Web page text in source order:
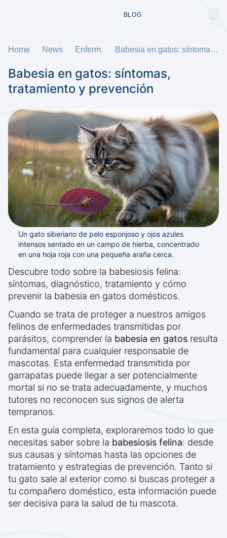
BLOG
Home News Enferm. Babesia en gatos: síntomas, tratamiento y prevención
Babesia en gatos: síntomas,
tratamiento y prevención
Un gato siberiano de pelo esponjoso y ojos azules
intensos sentado en un campo de hierba, concentrado
en una hoja roja con una pequeña araña cerca.
Descubre todo sobre la babesiosis felina:
síntomas, diagnóstico, tratamiento y cómo
prevenir la babesia en gatos domésticos.
Cuando se trata de proteger a nuestros amigos
felinos de enfermedades transmitidas por
parásitos, comprender la babesia en gatos resulta
fundamental para cualquier responsable de
mascotas. Esta enfermedad transmitida por
garrapatas puede llegar a ser potencialmente
mortal si no se trata adecuadamente, y muchos
tutores no reconocen sus signos de alerta
tempranos.
En esta guía completa, exploraremos todo lo que
necesitas saber sobre la babesiosis felina: desde
sus causas y síntomas hasta las opciones de
tratamiento y estrategias de prevención. Tanto si
tu gato sale al exterior como si buscas proteger a
tu compañero doméstico, esta información puede
ser decisiva para la salud de tu mascota.